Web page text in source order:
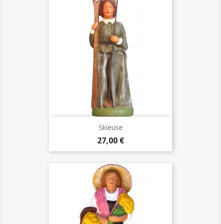
Skieuse
Prix
27,00 €